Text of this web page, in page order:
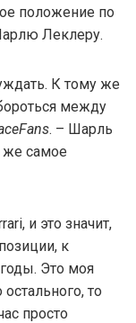
положение по
Леклеру.
К тому же
между
. – Шарль
же самое
и это значит,
к
Это моя
то
просто